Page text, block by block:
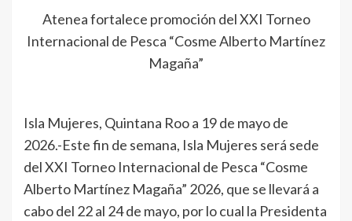
Atenea fortalece promoción del XXI Torneo
Internacional de Pesca “Cosme Alberto Martínez
Magaña”
Isla Mujeres, Quintana Roo a 19 de mayo de
2026.-Este fin de semana, Isla Mujeres será sede
del XXI Torneo Internacional de Pesca “Cosme
Alberto Martínez Magaña” 2026, que se llevará a
cabo del 22 al 24 de mayo, por lo cual la Presidenta